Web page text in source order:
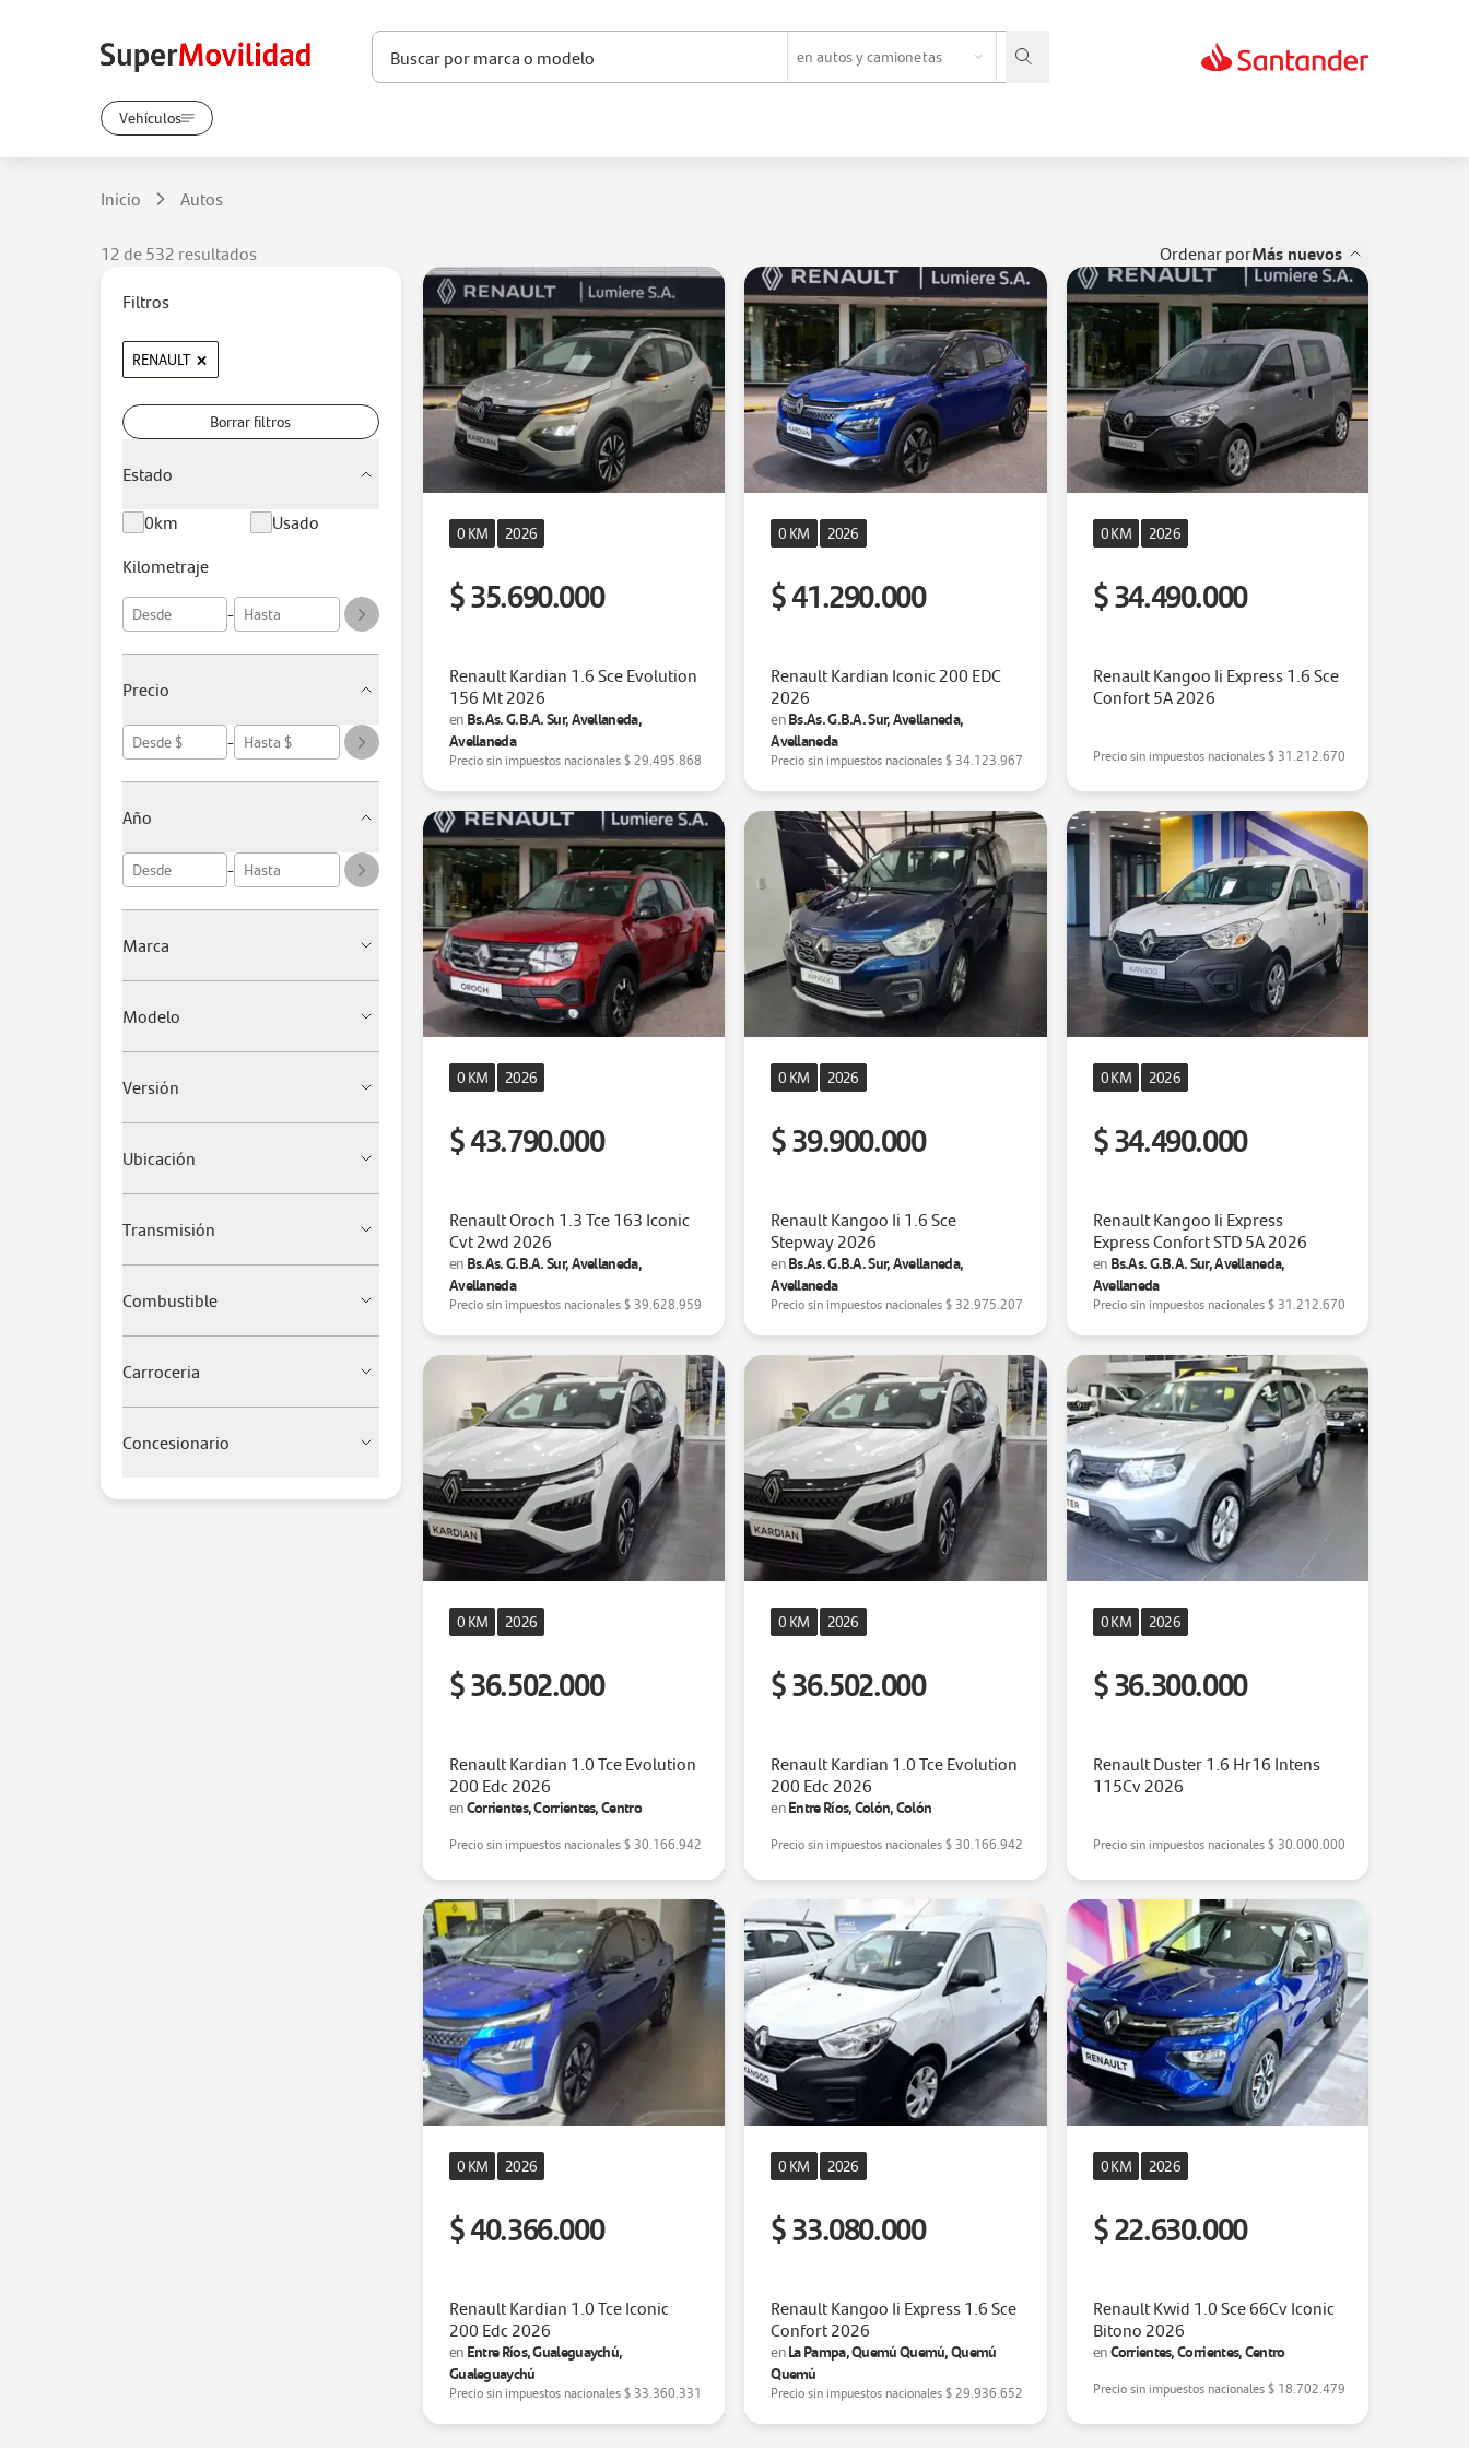
enautos y camionetas
Vehículos
Inicio Autos
12 de 532 resultados ordenar porMás nuevos
Filtros
RENAULT ×
Borrar filtros
Estado
0km
Usado
Kilometraje
-
Precio
-
Año
-
Marca
Modelo
Versión
Ubicación
Transmisión
Combustible
Carroceria
Concesionario
0 KM 2026
$ 35.690.000
Renault Kardian 1.6 Sce Evolution
156 Mt 2026
en Bs.As. G.B.A. Sur, Avellaneda,
Avellaneda
Precio sin impuestos nacionales$ 29.495.868
0 KM 2026
$ 41.290.000
Renault Kardian Iconic 200 EDC
2026
enBs.As. G.B.A. Sur, Avellaneda,
Avellaneda
Precio sin impuestos nacionales$ 34.123.967
0 KM 2026
$ 34.490.000
Renault Kangoo Ii Express 1.6 Sce
Confort 5A 2026
Precio sin impuestos nacionales$ 31.212.670
0 KM 2026
$ 43.790.000
Renault Oroch 1.3 Tce 163 Iconic
Cvt 2wd 2026
en Bs.As. G.B.A. Sur, Avellaneda,
Avellaneda
Precio sin impuestos nacionales$ 39.628.959
0 KM 2026
$ 39.900.000
Renault Kangoo Ii 1.6 Sce
Stepway 2026
enBs.As. G.B.A. Sur, Avellaneda,
Avellaneda
Precio sin impuestos nacionales$ 32.975.207
0 KM 2026
$ 34.490.000
Renault Kangoo Ii Express
Express Confort STD 5A 2026
en Bs.As. G.B.A. Sur, Avellaneda,
Avellaneda
Precio sin impuestos nacionales$ 31.212.670
0 KM 2026
$ 36.502.000
Renault Kardian 1.0 Tce Evolution
200 Edc 2026
enCorrientes, Corrientes, Centro
Precio sin impuestos nacionales$ 30.166.942
0 KM 2026
$ 36.502.000
Renault Kardian 1.0 Tce Evolution
200 Edc 2026
enEntre Ríos, Colón, Colón
Precio sin impuestos nacionales$ 30.166.942
0 KM 2026
$ 36.300.000
Renault Duster 1.6 Hr16 Intens
115Cv 2026
Precio sin impuestos nacionales$ 30.000.000
0 KM 2026
$ 40.366.000
Renault Kardian 1.0 Tce Iconic
200 Edc 2026
en Entre Ríos, Gualeguaychú,
Gualeguaychú
Precio sin impuestos nacionales$ 33.360.331
0 KM 2026
$ 33.080.000
Renault Kangoo Ii Express 1.6 Sce
Confort 2026
enLa Pampa, Quemú Quemú, Quemú
Quemú
Precio sin impuestos nacionales$ 29.936.652
0 KM 2026
$ 22.630.000
Renault Kwid 1.0 Sce 66Cv Iconic
Bitono 2026
enCorrientes, Corrientes, Centro
Precio sin impuestos nacionales$ 18.702.479